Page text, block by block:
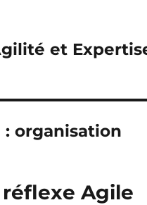
et
:organisation
Agile